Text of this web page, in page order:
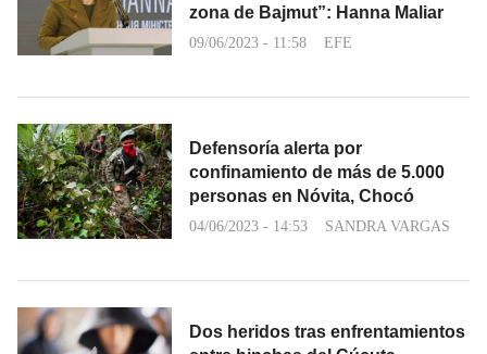
zona de Bajmut”: Hanna Maliar
09/06/2023 - 11:58 EFE
Defensoría alerta por
confinamiento de más de 5.000
personas en Nóvita, Chocó
04/06/2023 - 14:53 SANDRA VARGAS
Dos heridos tras enfrentamientos